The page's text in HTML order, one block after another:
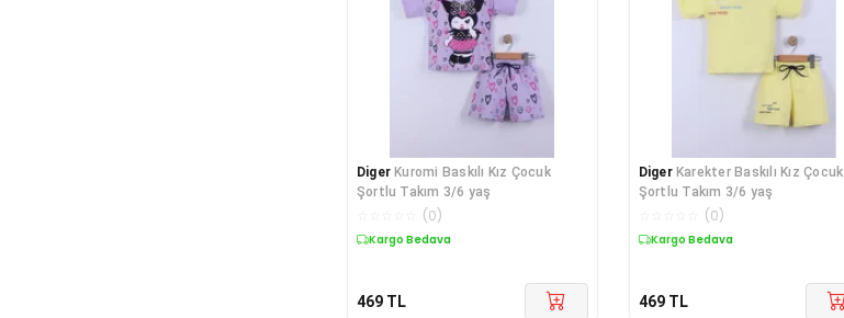
Diger Kuromi Baskılı Kız Çocuk
Şortlu Takım 3/6 yaş
(0)
Kargo Bedava
469 TL
Diger Karekter Baskılı Kız Çocuk
Şortlu Takım 3/6 yaş
(0)
Kargo Bedava
469 TL